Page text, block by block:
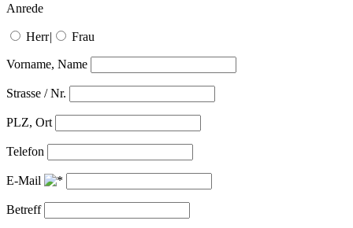
Anrede
Herr| Frau
Vorname, Name
Strasse / Nr.
PLZ, Ort
Telefon
E-Mail
Betreff